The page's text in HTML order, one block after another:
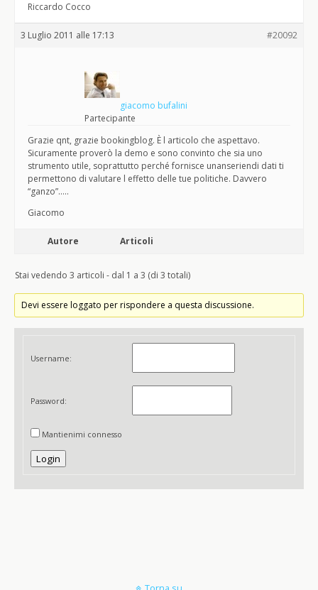
Riccardo Cocco
3 Luglio 2011 alle 17:13 #20092
giacomo bufalini
Partecipante
Grazie qnt, grazie bookingblog. È l articolo che aspettavo.
Sicuramente proverò la demo e sono convinto che sia uno
strumento utile, soprattutto perché fornisce unanseriendi dati ti
permettono di valutare l effetto delle tue politiche. Davvero
“ganzo”…..
Giacomo
Autore Articoli
Stai vedendo 3 articoli - dal 1 a 3 (di 3 totali)
Devi essere loggato per rispondere a questa discussione.
Username:
Password:
Mantienimi connesso
Login